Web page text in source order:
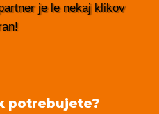
je le nekaj klikov
potrebujete?